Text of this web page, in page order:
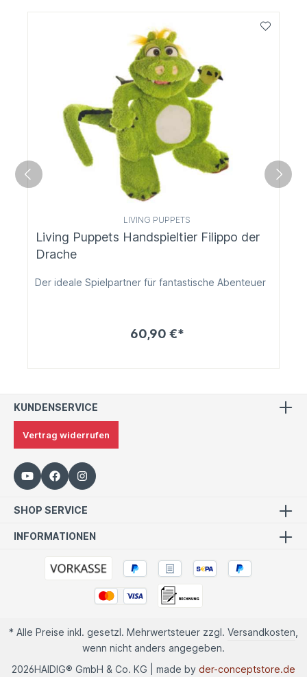
LIVING PUPPETS
Living Puppets Handspieltier Filippo der
Drache
Der ideale Spielpartner für fantastische Abenteuer
60,90 €*
KUNDENSERVICE
Vertrag widerrufen
SHOP SERVICE
INFORMATIONEN
* Alle Preise inkl. gesetzl. Mehrwertsteuer zzgl. Versandkosten
wenn nicht anders angegeben.
2026HAIDIG® GmbH & Co. KG | made by der-conceptstore.de